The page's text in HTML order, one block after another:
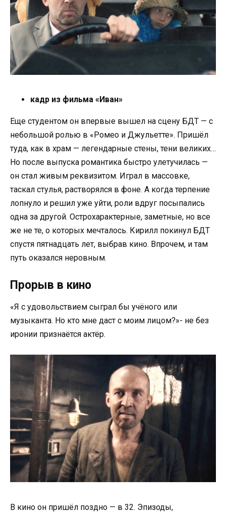
кадр из фильма «Иван»
Еще студентом он впервые вышел на сцену БДТ — с
небольшой ролью в «Ромео и Джульетте». Пришёл
туда, как в храм — легендарные стены, тени великих…
Но после выпуска романтика быстро улетучилась —
он стал живым реквизитом. Играл в массовке,
таскал стулья, растворялся в фоне. А когда терпение
лопнуло и решил уже уйти, роли вдруг посыпались
одна за другой. Острохарактерные, заметные, но все
же не те, о которых мечталось. Кирилл покинул БДТ
спустя пятнадцать лет, выбрав кино. Впрочем, и там
путь оказался неровным.
Прорыв в кино
«Я с удовольствием сыграл бы учёного или
музыканта. Но кто мне даст с моим лицом?»- не без
иронии признаётся актёр.
В кино он пришёл поздно — в 32. Эпизоды,